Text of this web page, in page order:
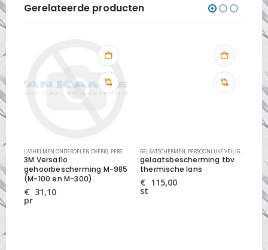
Gerelateerde producten
LASHELMEN ONDERDELEN OVERIG PERSOONLIJKE VEILIGHEID
3M Versaflo
gehoorbescherming M-985
(M-100 en M-300)
€ 31,10
pr
GELAATSCHERMEN PERSOONLIJKE VEILIGHEID
gelaatsbescherming tbv
thermische lans
€ 115,00
st pr